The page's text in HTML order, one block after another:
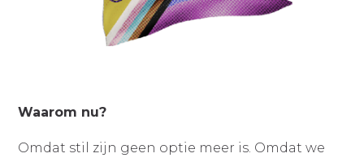
Waarom nu?
Omdat stil zijn geen optie meer is. Omdat we